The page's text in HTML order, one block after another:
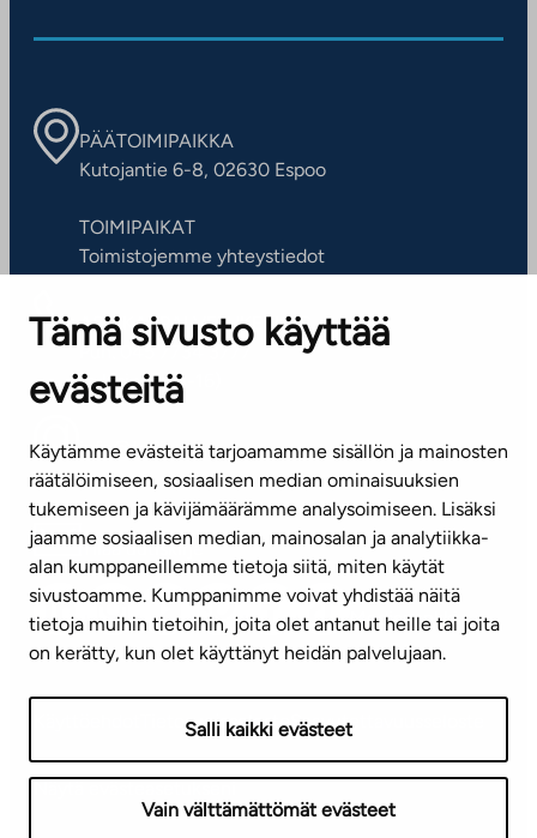
Tämä sivusto käyttää
evästeitä
Käytämme evästeitä tarjoamamme sisällön ja mainosten
räätälöimiseen, sosiaalisen median ominaisuuksien
tukemiseen ja kävijämäärämme analysoimiseen. Lisäksi
jaamme sosiaalisen median, mainosalan ja analytiikka-
alan kumppaneillemme tietoja siitä, miten käytät
sivustoamme. Kumppanimme voivat yhdistää näitä
tietoja muihin tietoihin, joita olet antanut heille tai joita
on kerätty, kun olet käyttänyt heidän palvelujaan.
Salli kaikki evästeet
Vain välttämättömät evästeet
PÄÄTOIMIPAIKKA
Kutojantie 6-8, 02630 Espoo
TOIMIPAIKAT
Toimistojemme yhteystiedot
ASIAKASPALVELUKESKUS
Puh. 045 7734 3777
(arkisin klo 8-16)
info@ta.fi
Tilaa uutiskirje
Mediapankki
TietosuojaselosteSaavutettavuusseloste